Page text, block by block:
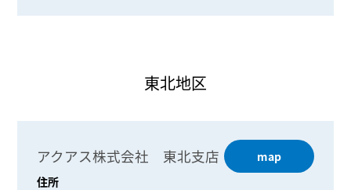
東北地区
アクアス株式会社 東北支店
map
住所